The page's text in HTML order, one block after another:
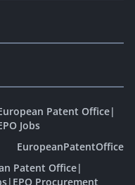
Patent Office|
Jobs
EuropeanPatentOffice
Patent Office|
| EPO Procurement